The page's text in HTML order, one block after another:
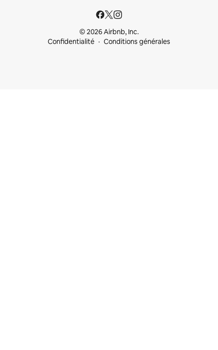
© 2026 Airbnb, Inc.
Confidentialité
Conditions générales